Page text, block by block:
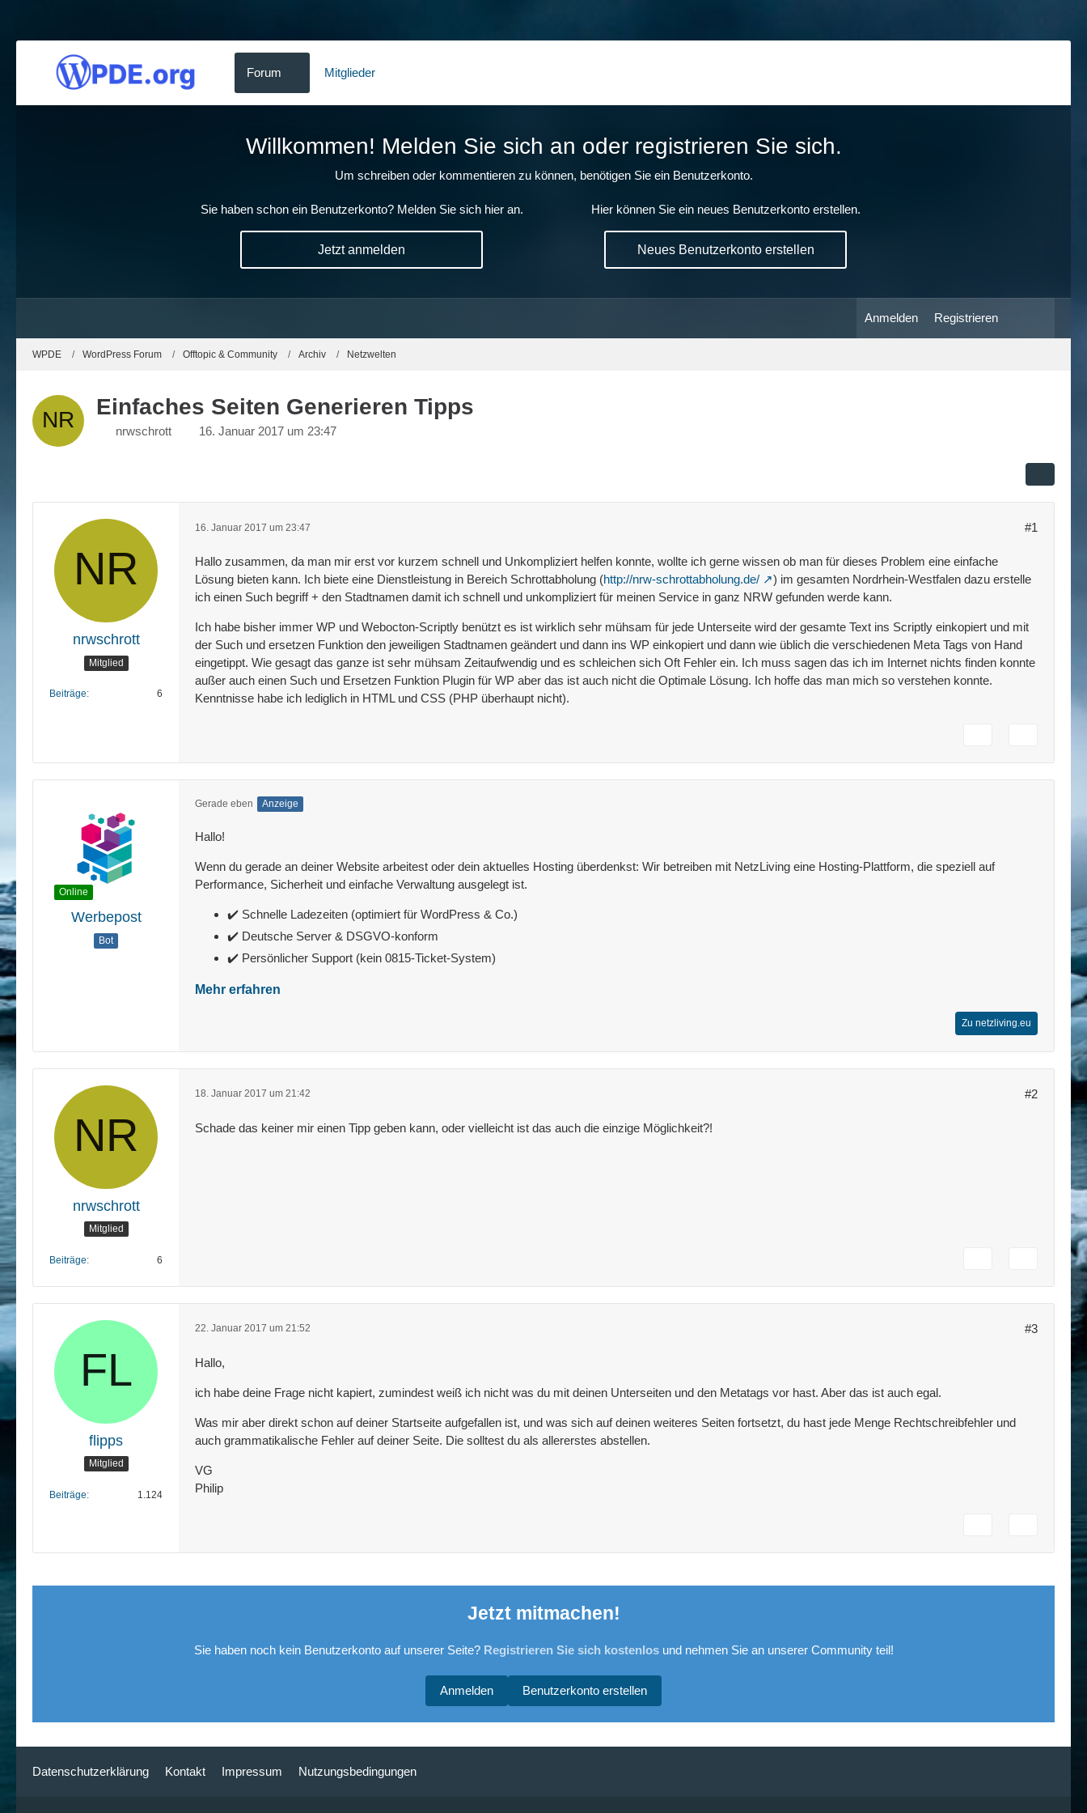
Forum Mitglieder
Willkommen! Melden Sie sich an oder registrieren Sie sich.
Um schreiben oder kommentieren zu können, benötigen Sie ein Benutzerkonto.
Sie haben schon ein Benutzerkonto? Melden Sie sich hier an.
Jetzt anmelden
Hier können Sie ein neues Benutzerkonto erstellen.
Neues Benutzerkonto erstellen
Anmelden Registrieren
WPDE WordPress Forum Offtopic & Community Archiv Netzwelten
Einfaches Seiten Generieren Tipps
nrwschrott 16. Januar 2017 um 23:47
nrwschrott
Mitglied
Beiträge 6
16. Januar 2017 um 23:47 #1
Hallo zusammen, da man mir erst vor kurzem schnell und Unkompliziert helfen konnte, wollte ich gerne wissen ob man für dieses Problem eine einfache
Lösung bieten kann. Ich biete eine Dienstleistung in Bereich Schrottabholung (http://nrw-schrottabholung.de/
) im gesamten Nordrhein-Westfalen dazu erstelle
ich einen Such begriff + den Stadtnamen damit ich schnell und unkompliziert für meinen Service in ganz NRW gefunden werde kann.
Ich habe bisher immer WP und Webocton-Scriptly benützt es ist wirklich sehr mühsam für jede Unterseite wird der gesamte Text ins Scriptly einkopiert und mit
der Such und ersetzen Funktion den jeweiligen Stadtnamen geändert und dann ins WP einkopiert und dann wie üblich die verschiedenen Meta Tags von Hand
eingetippt. Wie gesagt das ganze ist sehr mühsam Zeitaufwendig und es schleichen sich Oft Fehler ein. Ich muss sagen das ich im Internet nichts finden konnte
außer auch einen Such und Ersetzen Funktion Plugin für WP aber das ist auch nicht die Optimale Lösung. Ich hoffe das man mich so verstehen konnte.
Kenntnisse habe ich lediglich in HTML und CSS (PHP überhaupt nicht).
Online
Werbepost
Bot
Gerade eben Anzeige
Hallo!
Wenn du gerade an deiner Website arbeitest oder dein aktuelles Hosting überdenkst: Wir betreiben mit NetzLiving eine Hosting-Plattform, die speziell auf
Performance, Sicherheit und einfache Verwaltung ausgelegt ist.
✔️ Schnelle Ladezeiten (optimiert für WordPress & Co.)
✔️ Deutsche Server & DSGVO-konform
✔️ Persönlicher Support (kein 0815-Ticket-System)
Mehr erfahren
Zu netzliving.eu
nrwschrott
Mitglied
Beiträge 6
18. Januar 2017 um 21:42 #2
Schade das keiner mir einen Tipp geben kann, oder vielleicht ist das auch die einzige Möglichkeit?!
flipps
Mitglied
Beiträge 1.124
22. Januar 2017 um 21:52 #3
Hallo,
ich habe deine Frage nicht kapiert, zumindest weiß ich nicht was du mit deinen Unterseiten und den Metatags vor hast. Aber das ist auch egal.
Was mir aber direkt schon auf deiner Startseite aufgefallen ist, und was sich auf deinen weiteres Seiten fortsetzt, du hast jede Menge Rechtschreibfehler und
auch grammatikalische Fehler auf deiner Seite. Die solltest du als allererstes abstellen.
VG
Philip
Jetzt mitmachen!
Sie haben noch kein Benutzerkonto auf unserer Seite? Registrieren Sie sich kostenlosund nehmen Sie an unserer Community teil!
Benutzerkonto erstellen
Anmelden
Datenschutzerklärung Kontakt Impressum Nutzungsbedingungen